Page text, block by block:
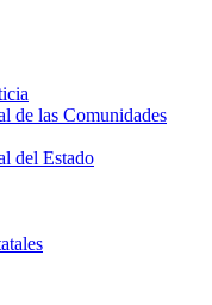
de las Comunidades
del Estado